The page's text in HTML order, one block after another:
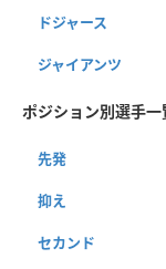
ドジャース
ジャイアンツ
ポジション別選手一
先発
抑え
セカンド